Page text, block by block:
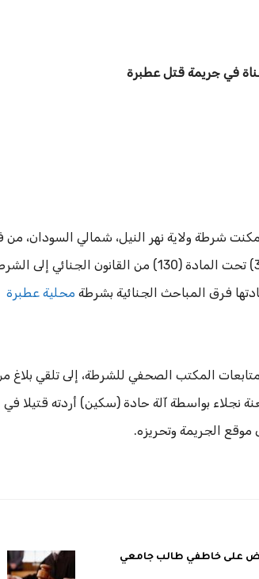
في جريمة قتل عطبرة
من ورود البلاغ بالرقم (3120) تحت المادة (130)
فرق المباحث الجنائية بشرطة محلية عطبرة
نجلاء بواسطة آلة حادة (سكين) أردته قتيلا
الجريمة وتحريزه.
على خاطفي طالب جامعي